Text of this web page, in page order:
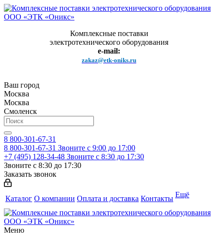
Комплексные поставки
электротехнического оборудования
e-mail:
zakaz@etk-oniks.ru
Ваш город
Москва
Москва
Смоленск
8 800-301-67-31
8 800-301-67-31 Звоните с 9:00 до 17:00
+7 (495) 128-34-48 Звоните с 8:30 до 17:30
Звоните с 8:30 до 17:30
Заказать звонок
Каталог О компании Оплата и доставка Контакты Ещё
Меню